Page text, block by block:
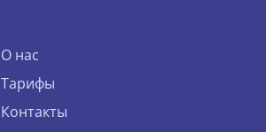
О нас
Тарифы
Контакты